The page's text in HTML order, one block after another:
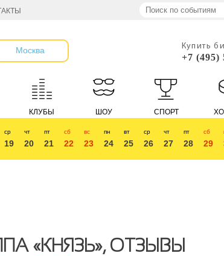
Москва Купить
+7 (495)
КЛУБЫ ШОУ СПОРТ
ср
19
чт
20
пт
21
сб
22
вс
23
пн
24
вт
25
ср
26
чт
27
пт
28
сб
29
«КНЯЗЬ», ОТЗЫВЫ